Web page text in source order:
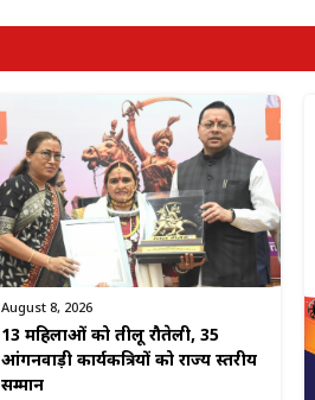
August 8, 2026
13 महिलाओं को तीलू रौतेली, 35
आंगनवाड़ी कार्यकत्रियों को राज्य स्तरीय
सम्मान